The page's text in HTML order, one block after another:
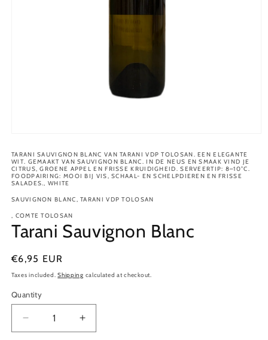
1
in
modal
TARANI SAUVIGNON BLANC VAN TARANI VDP TOLOSAN. EEN ELEGANTE
WIT. GEMAAKT VAN SAUVIGNON BLANC. IN DE NEUS EN SMAAK VIND JE
CITRUS, GROENE APPEL EN FRISSE KRUIDIGHEID. SERVEERTIP: 8–10°C.
FOODPAIRING: MOOI BIJ VIS, SCHAAL- EN SCHELPDIEREN EN FRISSE
SALADES., WHITE
SAUVIGNON BLANC, TARANI VDP TOLOSAN
, COMTE TOLOSAN
Tarani Sauvignon Blanc
Regular
price
€6,95 EUR
Taxes included.Shipping calculated at checkout.
Quantity
Quantity
Decrease
quantity
Increase
quantity